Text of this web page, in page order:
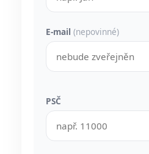
E-mail (nepovinné)
PSČ